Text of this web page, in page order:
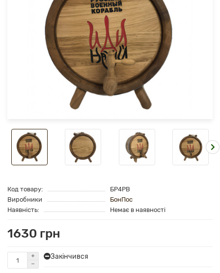
Код товару:
БР4РВ
Виробники
БонПос
Наявність:
Немає в наявності
1630 грн
Закінчився